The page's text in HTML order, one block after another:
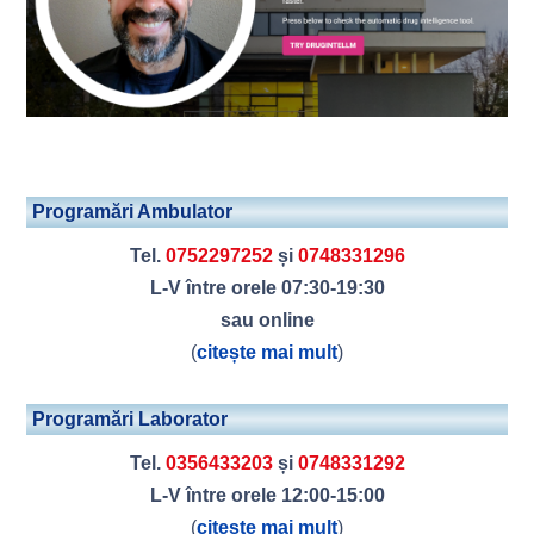
Programări Ambulator
Tel. 0752297252și 0748331296
L-V între orele 07:30-19:30
sau online
(citește mai mult)
Programări Laborator
Tel. 0356433203și 0748331292
L-V între orele 12:00-15:00
(citește mai mult)